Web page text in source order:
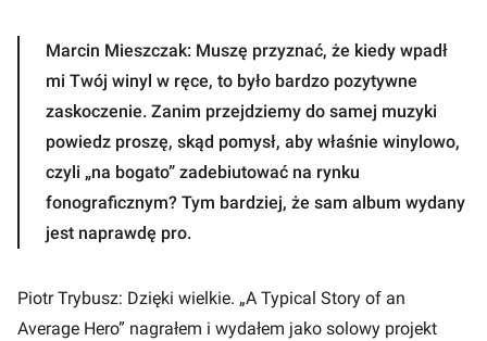
Marcin Mieszczak: Muszę przyznać, że kiedy wpadł
mi Twój winyl w ręce, to było bardzo pozytywne
zaskoczenie. Zanim przejdziemy do samej muzyki
powiedz proszę, skąd pomysł, aby właśnie winylowo,
czyli „na bogato” zadebiutować na rynku
fonograficznym? Tym bardziej, że sam album wydany
jest naprawdę pro.
Piotr Trybusz: Dzięki wielkie. „A Typical Story of an
Average Hero” nagrałem i wydałem jako solowy projekt